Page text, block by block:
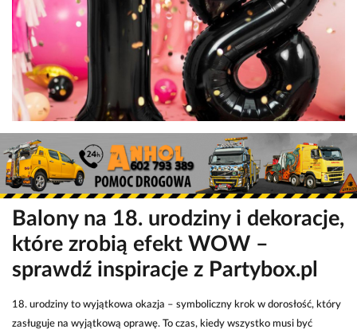
Balony na 18. urodziny i dekoracje,
które zrobią efekt WOW –
sprawdź inspiracje z Partybox.pl
18. urodziny to wyjątkowa okazja – symboliczny krok w dorosłość, który
zasługuje na wyjątkową oprawę. To czas, kiedy wszystko musi być